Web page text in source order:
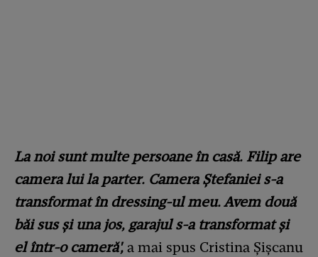
La noi sunt multe persoane în casă. Filip are
camera lui la parter. Camera Ștefaniei s-a
transformat în dressing-ul meu. Avem două
băi sus și una jos, garajul s-a transformat și
el într-o cameră', a mai spus Cristina Șișcanu